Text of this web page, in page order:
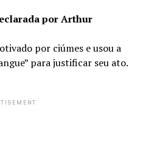
por Arthur
por ciúmes e usou a
para justificar seu ato.